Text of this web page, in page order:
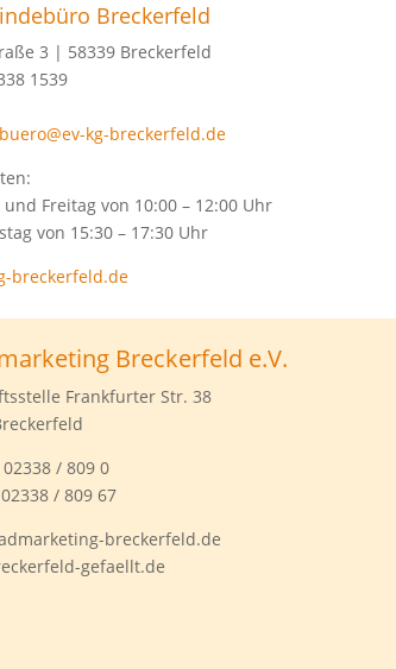
Breckerfeld
3 | 58339 Breckerfeld
1539
buero@ev-kg-breckerfeld.de
Freitag von 10:00 – 12:00 Uhr
von 15:30 – 17:30 Uhr
breckerfeld.de
Breckerfeld e.V.
Frankfurter Str. 38
/ 809 0
/ 809 67
breckerfeld.de
gefaellt.de